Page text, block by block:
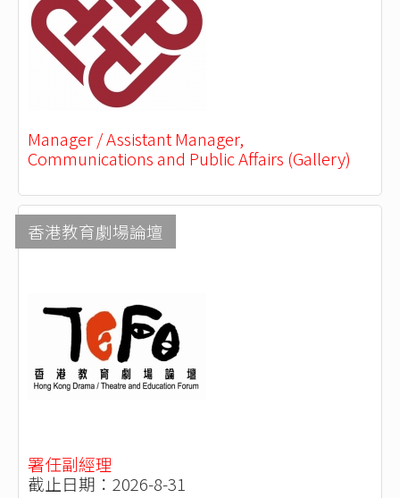
Manager / Assistant Manager,
Communications and Public Affairs (Gallery)
香港教育劇場論壇
署任副經理
截止日期：2026-8-31